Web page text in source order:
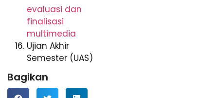
evaluasi dan
finalisasi
multimedia
Ujian Akhir
Semester (UAS)
Bagikan